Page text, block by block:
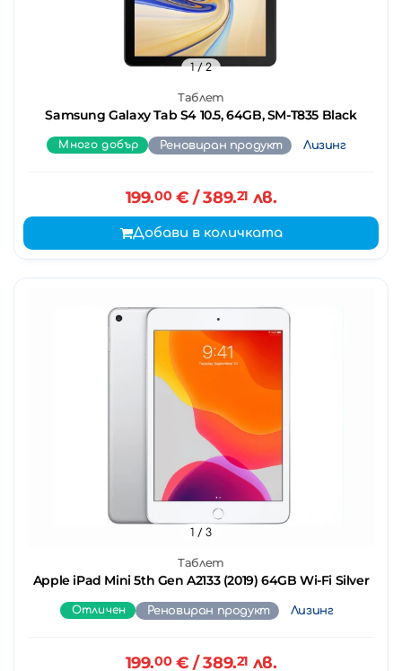
Таблет
Samsung Galaxy Tab S4 10.5, 64GB, SM-T835 Black
1/ 2
Много добър Реновиран продукт Лизинг
199.00€ / 389.21 лв.
Добави в количката
Таблет
Apple iPad Mini 5th Gen A2133 (2019) 64GB Wi-Fi Silver
1 / 3
Отличен Реновиран продукт Лизинг
199.00€ / 389.21 лв.